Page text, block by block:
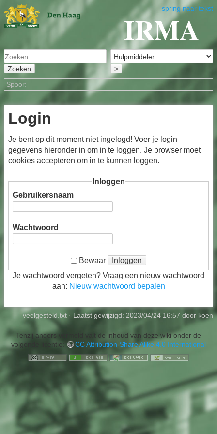
spring naar tekst
IRMA
Zoeken >
Spoor:
Login
Je bent op dit moment niet ingelogd! Voer je login-
gegevens hieronder in om in te loggen. Je browser moet
cookies accepteren om in te kunnen loggen.
Inloggen
Gebruikersnaam
Wachtwoord
Bewaar
Inloggen
Je wachtwoord vergeten? Vraag een nieuw wachtwoord
aan: Nieuw wachtwoord bepalen
veelgesteld.txt · Laatst gewijzigd: 2023/04/24 16:57 door koen
Tenzij anders vermeld valt de inhoud van deze wiki onder de
volgende licentie:
CC Attribution-Share Alike 4.0 International